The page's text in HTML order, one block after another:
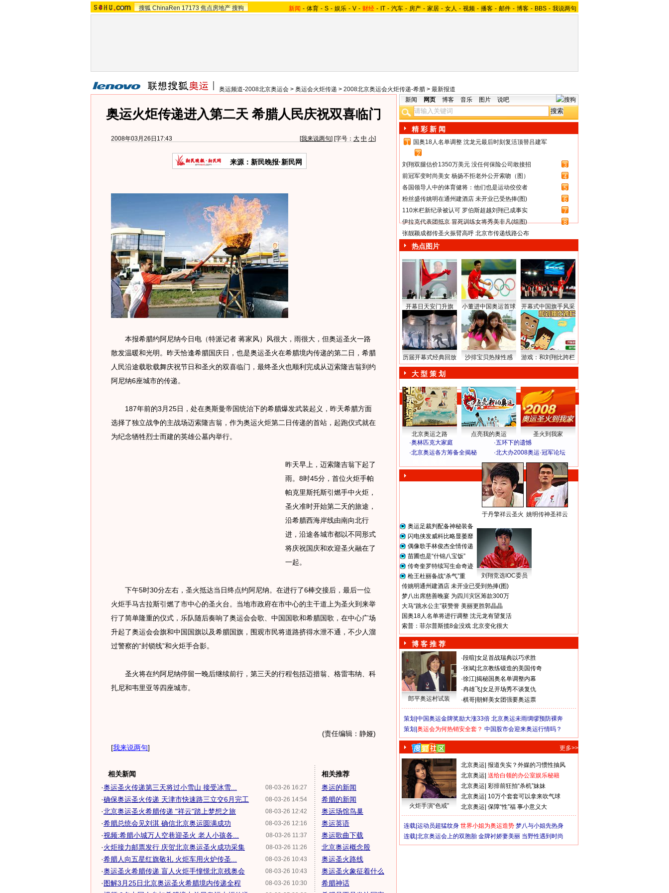
搜狐 ChinaRen 17173 焦点房地产 搜狗 新闻 - 体育 - S - 娱乐 - V - 财经 - IT - 汽车 - 房产 - 家居 - 女人 - 视频 - 播客 - 邮件 - 博客 - BBS - 我说两句
奥运频道-2008北京奥运会 > 奥运会火炬传递 > 2008北京奥运会火炬传递-希腊 > 最新报道
奥运火炬传递进入第二天 希腊人民庆祝双喜临门
2008年03月26日17:43 [我来说两句] [字号： 大 中 小]
来源：新民晚报·新民网
本报希腊约阿尼纳今日电（特派记者 蒋家风）风很大，雨很大，但奥运圣火一路
散发温暖和光明。昨天恰逢希腊国庆日，也是奥运圣火在希腊境内传递的第二日，希腊
人民沿途载歌载舞庆祝节日和圣火的双喜临门，最终圣火也顺利完成从迈索隆吉翁到约
阿尼纳6座城市的传递。
187年前的3月25日，处在奥斯曼帝国统治下的希腊爆发武装起义，昨天希腊方面
选择了独立战争的主战场迈索隆吉翁，作为奥运火炬第二日传递的首站，起跑仪式就在
为纪念牺牲烈士而建的英雄公墓内举行。
昨天早上，迈索隆吉翁下起了
雨。8时45分，首位火炬手帕
帕克里斯托斯引燃手中火炬，
圣火准时开始第二天的旅途，
沿希腊西海岸线由南向北行
进，沿途各城市都以不同形式
将庆祝国庆和欢迎圣火融在了
一起。
下午5时30分左右，圣火抵达当日终点约阿尼纳。在进行了6棒交接后，最后一位
火炬手马古拉斯引燃了市中心的圣火台。当地市政府在市中心的主干道上为圣火到来举
行了简单隆重的仪式，乐队随后奏响了奥运会会歌、中国国歌和希腊国歌，在中心广场
升起了奥运会会旗和中国国旗以及希腊国旗，围观市民将道路挤得水泄不通，不少人溜
过警察的“封锁线”和火炬手合影。
圣火将在约阿尼纳停留一晚后继续前行，第三天的行程包括迈措翁、格雷韦纳、科
扎尼和韦里亚等四座城市。
(责任编辑：静娅)
[我来说两句]
相关新闻
08-03-26 16:27
·奥运圣火传递第三天将过小雪山 接受冰雪...
08-03-26 14:54
·确保奥运圣火传递 天津市快速路三立交6月完工
08-03-26 12:42
·北京奥运圣火希腊传递 "祥云"踏上梦想之旅
08-03-26 12:16
·希腊总统会见刘淇 确信北京奥运圆满成功
08-03-26 11:37
·视频:希腊小城万人空巷迎圣火 老人小孩各...
08-03-26 11:26
·火炬接力邮票发行 庆贺北京奥运圣火成功采集
08-03-26 10:43
·希腊人向五星红旗敬礼 火炬车用火炉传圣...
08-03-26 10:43
·奥运圣火希腊传递 盲人火炬手憧憬北京残奥会
08-03-26 10:30
·图解3月25日北京奥运圣火希腊境内传递全程
相关推荐
奥运的新闻
希腊的新闻
奥运场馆鸟巢
奥运英语
奥运歌曲下载
北京奥运概念股
奥运圣火路线
奥运圣火象征着什么
希腊神话
新闻 网页 博客 音乐 图片 说吧
精 彩 新 闻
1
国奥18人名单调整 沈龙元最后时刻复活顶替吕建军
2
刘翔双腿估价1350万美元 没任何保险公司敢接招
3
前冠军变时尚美女 杨扬不拒老外公开索吻（图）
4
各国领导人中的体育健将：他们也是运动佼佼者
5
粉丝盛传姚明在通州建酒店 未开业已受热捧(图)
6
110米栏新纪录被认可 罗伯斯超越刘翔已成事实
7
伊拉克代表团抵京 冒死训练女将秀美非凡(组图)
8
张靓颖成都传圣火振臂高呼 北京市传递线路公布
热点图片
开幕日天安门升旗 小董进中国奥运首球 开幕式中国旗手风采
历届开幕式经典回放 沙排宝贝热辣性感 游戏：和刘翔比跨栏
大 型 策 划
北京奥运之路 点亮我的奥运
圣火到我家
·奥林匹克大家庭 ·五环下的遗憾
·北京奥运各方筹备全揭秘 ·北大办2008奥运·冠军论坛
于丹擎祥云圣火 姚明传神圣祥云
奥运足裁判配备神秘装备
闪电侠发威科比略显萎靡
偶像歌手林俊杰全情传递
苗圃也是“什锦八宝饭”
传奇奎罗特续写生命奇迹
枪王杜丽备战“杀气”重
刘翔竞选IOC委员
传姚明通州建酒店 未开业已受到热捧(图)
梦八出席慈善晚宴 为四川灾区筹款300万
大马“跳水公主”获赞誉 美丽更胜郭晶晶
国奥18人名单将进行调整 沈元龙有望复活
索普：菲尔普斯揽8金没戏 北京变化很大
博 客 推 荐
郎平奥运村试装
·段暄 女足首战瑞典以巧求胜
·张斌 北京教练锻造的美国传奇
·徐江 揭秘国奥名单调整内幕
·冉雄飞 女足开场秀不谈复仇
·棋哥 朝鲜美女团强要奥运票
策划| 中国奥运金牌奖励大涨33倍 北京奥运未雨绸缪预防裸奔
策划| 奥运会为何热销安全套？ 中国股市会迎来奥运行情吗？
更多>>
火炬手演“色戒”
北京奥运 报道失实？外媒的习惯性抽风
北京奥运 送给白领的办公室娱乐秘籍
北京奥运 彩排前狂拍“杀机”妹妹
北京奥运 10万个套套可以拿来吹气球
北京奥运 保障“性”福 事小意义大
连载| 运动员超猛纹身 世界小姐为奥运造势 梦八与小姐先热身
连载| 北京奥运会上的双胞胎 金牌衬娇妻美丽 当野性遇到时尚